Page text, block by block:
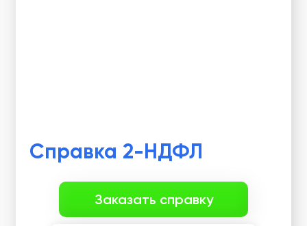
Справка 2-НДФЛ
Заказать справку